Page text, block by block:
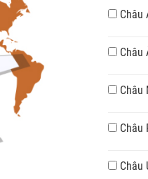
Châu
Châu
Châu
Châu
Châu